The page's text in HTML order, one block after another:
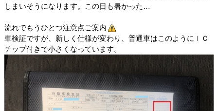
しまいそうになります。この日も暑かった…
流れでもうひとつ注意点ご案内
車検証ですが、新しく仕様が変わり、普通車はこのようにＩＣ
チップ付きで小さくなっています。